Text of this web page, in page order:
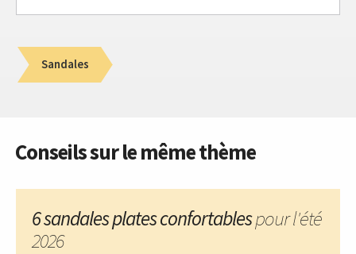
Sandales
Conseils sur le même thème
6 sandales plates confortablespour l'été
2026